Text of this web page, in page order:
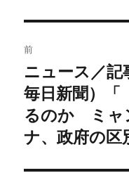
稿
ナ
ビ
前
前
の
投
稿:
ニュース／記
毎日新聞）「
るのか ミャ
ナ、政府の区